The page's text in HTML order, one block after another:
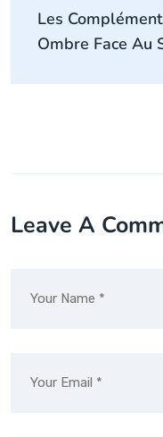
Les
Ombre Face Au
Leave A